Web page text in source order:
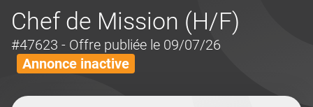
Chef de Mission (H/F)
#47623 - Offre publiée le 09/07/26
Annonce inactive